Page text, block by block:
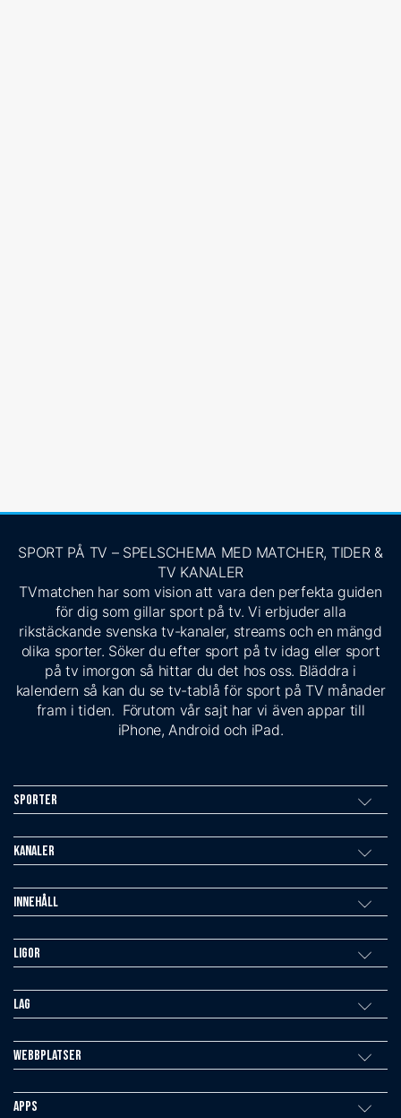
SPORT PÅ TV – SPELSCHEMA MED MATCHER, TIDER &
TV KANALER
TVmatchen har som vision att vara den perfekta guiden
för dig som gillar sport på tv. Vi erbjuder alla
rikstäckande svenska tv-kanaler, streams och en mängd
olika sporter. Söker du efter sport på tv idag eller sport
på tv imorgon så hittar du det hos oss. Bläddra i
kalendern så kan du se tv-tablå för sport på TV månader
fram i tiden. Förutom vår sajt har vi även appar till
iPhone, Android och iPad.
Sporter
Kanaler
Innehåll
Ligor
Lag
Webbplatser
Apps